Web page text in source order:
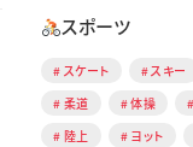
スポーツ
スケート スキー
柔道
体操
陸上
ヨット